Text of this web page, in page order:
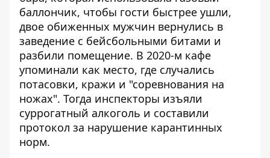
баллончик, чтобы гости быстрее ушли,
двое обиженных мужчин вернулись в
заведение с бейсбольными битами и
разбили помещение. В 2020-м кафе
упоминали как место, где случались
потасовки, кражи и "соревнования на
ножах". Тогда инспекторы изъяли
суррогатный алкоголь и составили
протокол за нарушение карантинных
норм.